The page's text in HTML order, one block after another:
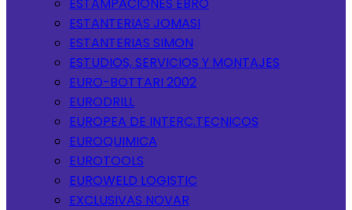
ESTANTERIAS JOMASI
ESTANTERIAS SIMON
ESTUDIOS, SERVICIOS Y MONTAJES
EURO-BOTTARI 2002
EURODRILL
EUROPEA DE INTERC.TECNICOS
EUROQUIMICA
EUROTOOLS
EUROWELD LOGISTIC
EXCLUSIVAS NOVAR